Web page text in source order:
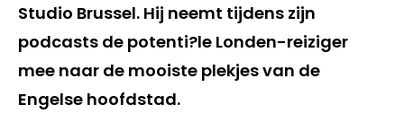
Studio Brussel. Hij neemt tijdens zijn
podcasts de potenti?le Londen-reiziger
mee naar de mooiste plekjes van de
Engelse hoofdstad.